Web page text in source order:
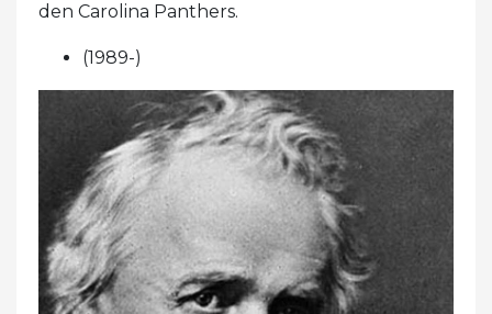
den Carolina Panthers.
(1989-)